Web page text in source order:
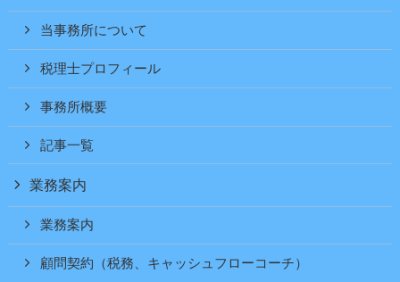
当事務所について
税理士プロフィール
事務所概要
記事一覧
業務案内
業務案内
顧問契約（税務、キャッシュフローコーチ）